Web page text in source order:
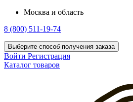
Москва и область
8 (800) 511-19-74
Выберите способ получения заказа
Войти Регистрация
Каталог товаров